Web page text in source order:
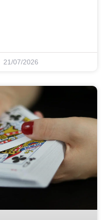
21/07/2026